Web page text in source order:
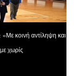
κοινή αντίληψη και
χωρίς